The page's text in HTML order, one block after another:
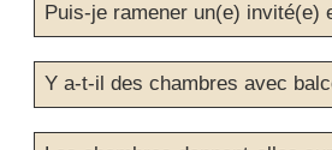
chambres. Cependant, les
l’option Twin, et deux de nos
communicantes.
Puis-je ramener un(e) invité(e)
Pour des raisons de sécurité, nous
disposition notre salon et notre patio
invités.
Y a-t-il des chambres avec
Toutes nos chambres sont équipées